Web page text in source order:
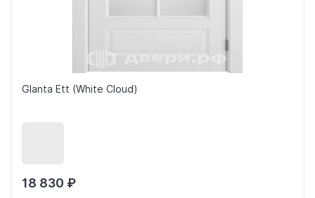
Glanta Ett (White Cloud)
18 830 ₽